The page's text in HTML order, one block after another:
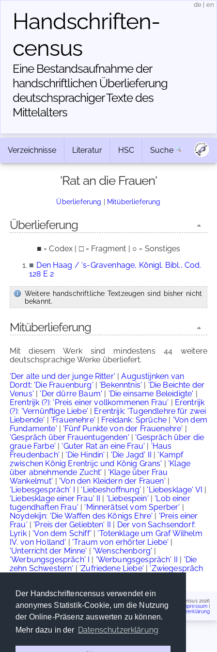
Der Handschriftencensus verwendet ein
anonymes Statistik-Cookie, um die Nutzung
der Online-Präsenz auswerten zu können.
Mehr dazu in der Datenschutzerklärung
Handschriften­
census
Eine Bestandsaufnahme der
handschriftlichen Über­lieferung
deutschsprachiger Texte des
Mittelalters
de en
Verzeichnisse Literatur HSC Suche
'Rat an die Frauen'
Überlieferung | Mitüberlieferung
Überlieferung
■ = Codex | □ = Fragment | ○ = Sonstiges
■ Den Haag / 's-Gravenhage, Königl. Bibl., Cod.
128 E 2
Weitere handschriftliche Textzeugen sind bisher nicht
bekannt.
Mitüberlieferung
Mit diesem Werk sind mindestens 44 weitere
deutschsprachige Werke überliefert.
'Der alte und der junge Ritter' |Augustijnken van
Dordt: 'Die Frauenburg' | 'Bekenntnis' | 'Die Beichte der
Venus' | 'Der dürre Baum' | 'Die einsame Beleidigte' |
Erentrijk (?): 'Preis einer vollkommenen Frau' | Erentrijk
(?): 'Vernünftige Liebe' | Erentrijk: 'Tugendlehre für zwei
Liebende' | 'Frauenehre' | Freidank: Sprüche | 'Von dem
Fundamente' | 'Fünf Punkte von der Frauenehre' |
'Gespräch über Frauentugenden' | 'Gespräch über die
graue Farbe' | 'Guter Rat an eine Frau' | 'Haus
Freudenbach' | 'Die Hindin' | 'Die Jagd' II | 'Kampf
zwischen König Erentrijc und König Grans' | 'Klage
über abnehmende Zucht' | 'Klage über Frau
Wankelmut' | 'Von den Kleidern der Frauen' |
'Liebesgespräch' I | 'Liebeshoffnung' | 'Liebesklage' VI |
'Liebesklage einer Frau' II | 'Liebespein' | 'Lob einer
tugendhaften Frau' | 'Minnerätsel vom Sperber' |
Noydekijn: 'Die Waffen des Königs Ehre' | 'Preis einer
Frau' | 'Preis der Geliebten' II | Der von Sachsendorf:
Lyrik| 'Von dem Schiff' | 'Totenklage um Graf Wilhelm
IV. von Holland' | 'Traum von erhörter Liebe' |
'Unterricht der Minne' | 'Wenschenborg' |
'Werbungsgespräch' I | 'Werbungsgespräch' II | 'Die
zehn Schwestern' | 'Zufriedene Liebe' | 'Zwiegespräch
Handschriftencensus 2026
Impressum
Datenschutzerklärung